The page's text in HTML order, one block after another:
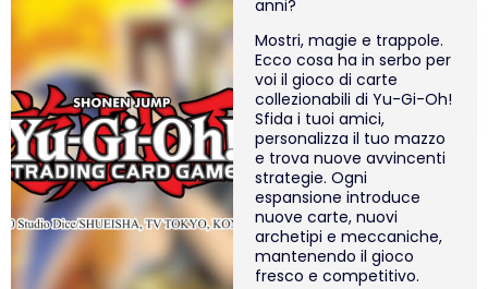
anni?
Mostri, magie e trappole.
Ecco cosa ha in serbo per
voi il gioco di carte
collezionabili di Yu-Gi-Oh!
Sfida i tuoi amici,
personalizza il tuo mazzo
e trova nuove avvincenti
strategie. Ogni
espansione introduce
nuove carte, nuovi
archetipi e meccaniche,
mantenendo il gioco
fresco e competitivo.